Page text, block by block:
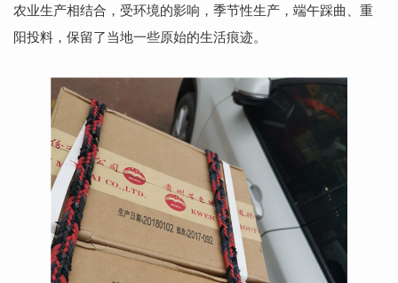
农业生产相结合，受环境的影响，季节性生产，端午踩曲、重
阳投料，保留了当地一些原始的生活痕迹。